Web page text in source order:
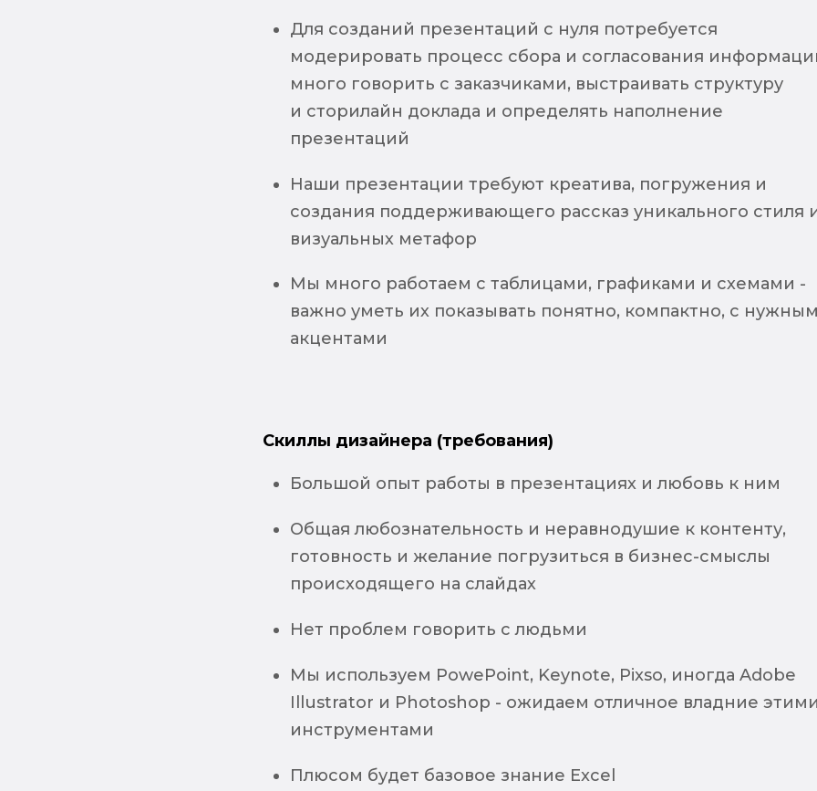
Для созданий презентаций с нуля потребуется
модерировать процесс сбора и согласования
много говорить с заказчиками, выстраивать структуру
и сторилайн доклада и определять наполнение
презентаций
Наши презентации требуют креатива, погружения и
создания поддерживающего рассказ уникального стиля
визуальных метафор
Мы много работаем с таблицами, графиками и схемами -
важно уметь их показывать понятно, компактно, с
акцентами
Скиллы дизайнера (требования)
Большой опыт работы в презентациях и любовь к ним
Общая любознательность и неравнодушие к контенту,
готовность и желание погрузиться в бизнес-смыслы
происходящего на слайдах
Нет проблем говорить с людьми
Мы используем PowePoint, Keynote, Pixso, иногда Adobe
Illustrator и Photoshop - ожидаем отличное владние
инструментами
Плюсом будет базовое знание Excel